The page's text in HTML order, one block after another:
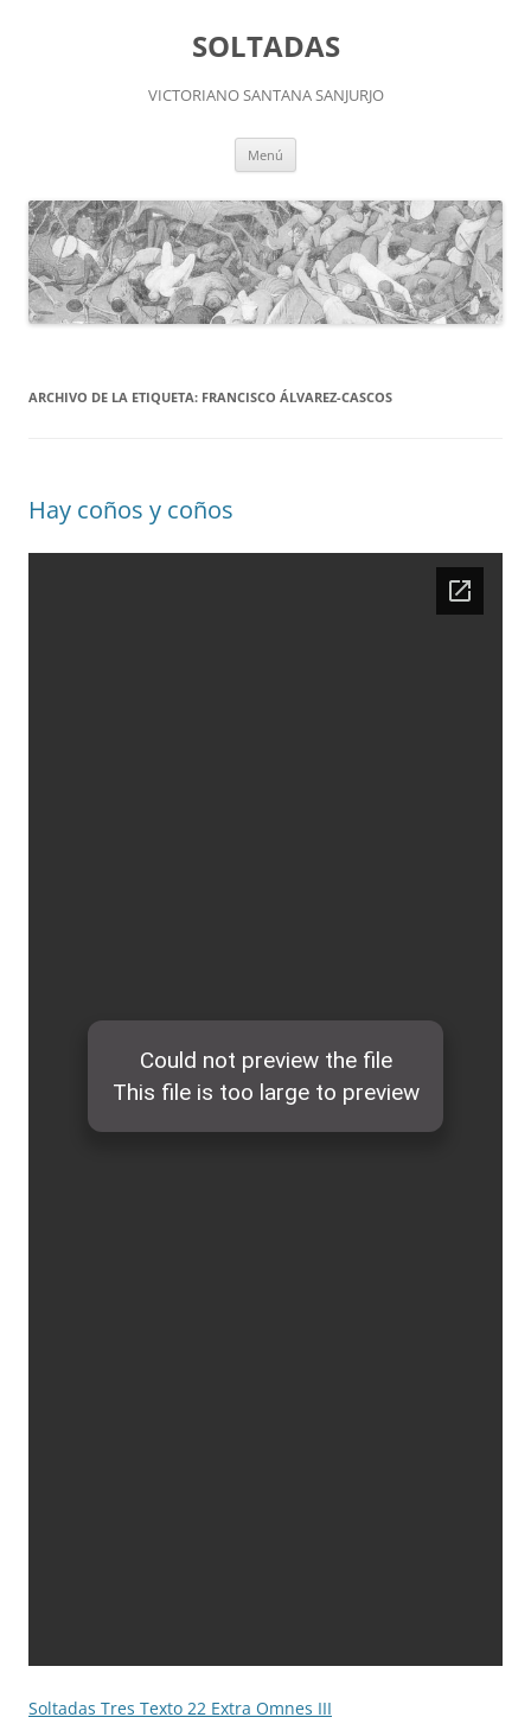
SOLTADAS
VICTORIANO SANTANA SANJURJO
Menú
ARCHIVO DE LA ETIQUETA: FRANCISCO ÁLVAREZ-CASCOS
Hay coños y coños
Soltadas Tres Texto 22 Extra Omnes III